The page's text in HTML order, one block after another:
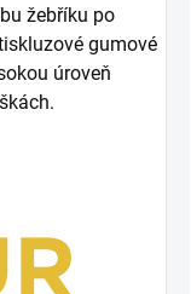
žebříku po
gumové
úroveň